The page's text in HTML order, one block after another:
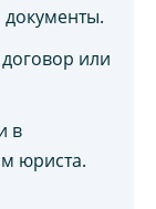
документы.
или
в
юриста.